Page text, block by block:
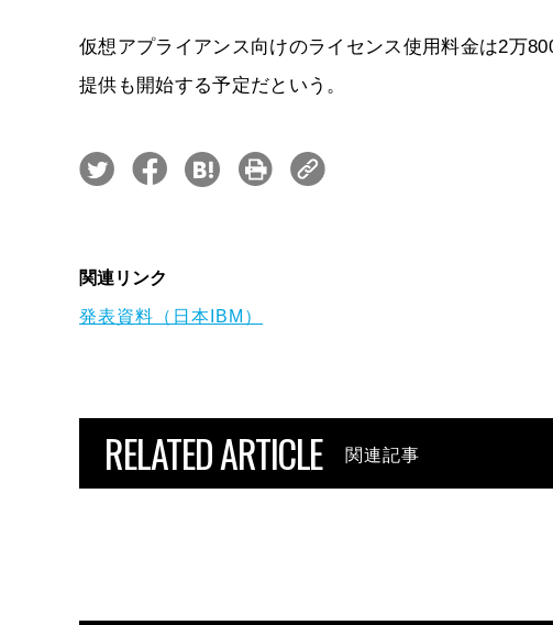
仮想アプライアンス向けのライセンス使用料金は2万
提供も開始する予定だという。
関連リンク
発表資料（日本IBM）
RELATED ARTICLE 関連記事